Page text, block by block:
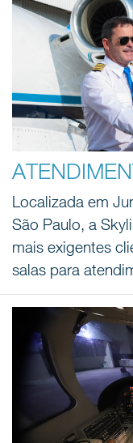
Localizada em
São Paulo, a
mais exigentes
salas para